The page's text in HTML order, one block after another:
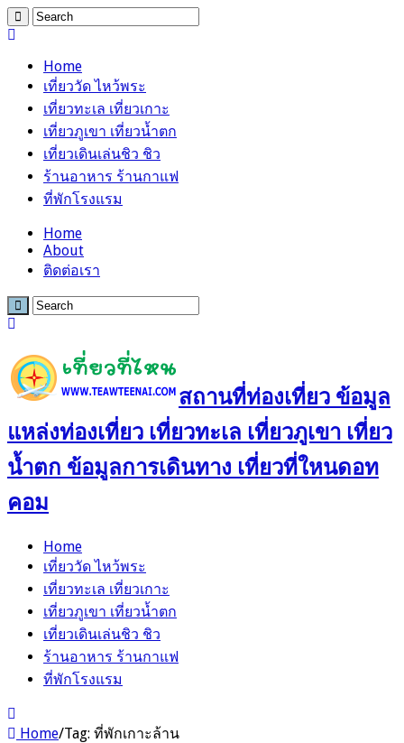
Home
เที่ยววัด ไหว้พระ
เที่ยวทะเล เที่ยวเกาะ
เที่ยวภูเขา เที่ยวน้ำตก
เที่ยวเดินเล่นชิว ชิว
ร้านอาหาร ร้านกาแฟ
ที่พักโรงแรม
Home
About
ติดต่อเรา
สถานที่ท่องเที่ยว ข้อมูล
แหล่งท่องเที่ยว เที่ยวทะเล เที่ยวภูเขา เที่ยว
น้ำตก ข้อมูลการเดินทาง เที่ยวที่ใหนดอท
คอม
Home
เที่ยววัด ไหว้พระ
เที่ยวทะเล เที่ยวเกาะ
เที่ยวภูเขา เที่ยวน้ำตก
เที่ยวเดินเล่นชิว ชิว
ร้านอาหาร ร้านกาแฟ
ที่พักโรงแรม
Home/Tag: ที่พักเกาะล้าน